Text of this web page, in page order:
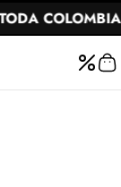
COLOMBIA